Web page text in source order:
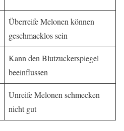
Überreife Melonen können
geschmacklos sein
Kann den Blutzuckerspiegel
beeinflussen
Unreife Melonen schmecken
nicht gut